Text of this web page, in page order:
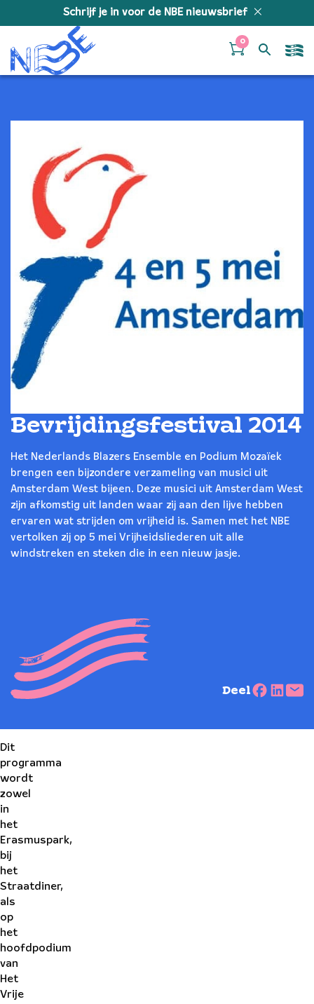
Schrijf je in voor de NBE nieuwsbrief
0
Bevrijdingsfestival 2014
Het Nederlands Blazers Ensemble en Podium Mozaïek
brengen een bijzondere verzameling van musici uit
Amsterdam West bijeen. Deze musici uit Amsterdam West
zijn afkomstig uit landen waar zij aan den lijve hebben
ervaren wat strijden om vrijheid is. Samen met het NBE
vertolken zij op 5 mei Vrijheidsliederen uit alle
windstreken en steken die in een nieuw jasje.
Deel
Dit
programma
wordt
zowel
in
het
Erasmuspark,
bij
het
Straatdiner,
als
op
het
hoofdpodium
van
Het
Vrije